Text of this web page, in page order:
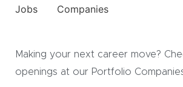
Jobs Companies
Making your next career move?
openings at our Portfolio